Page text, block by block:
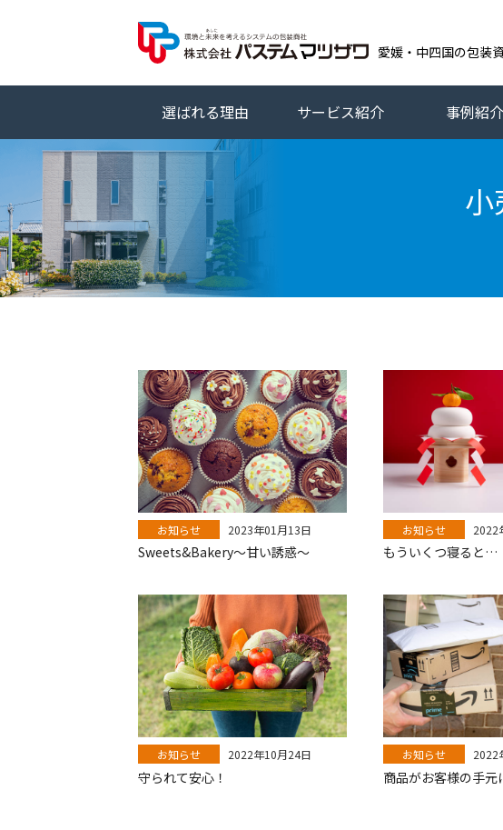
愛媛・中四国の包装
選ばれる理由 サービス紹介 事例紹介
小
お知らせ 2023年01月13日
Sweets&Bakery～甘い誘惑～
お知らせ 2022
もういくつ寝ると…
お知らせ 2022年10月24日
守られて安心！
お知らせ 2022
商品がお客様の手元